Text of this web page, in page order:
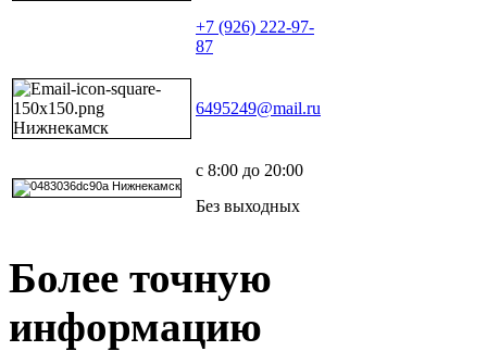
+7 (926) 222-97-
87
6495249@mail.ru
с 8:00 до 20:00
Без выходных
Более точную
информацию